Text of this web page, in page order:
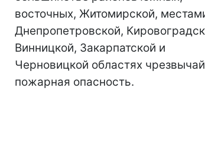
восточных, Житомирской,
Днепропетровской,
Винницкой, Закарпатской и
Черновицкой областях
пожарная опасность.